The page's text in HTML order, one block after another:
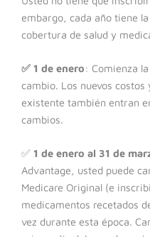
embargo, cada año tiene
cobertura de salud y
✅ 1 de enero: Comienza
cambio. Los nuevos
existente también entran
cambios.
✅ 1 de enero al 31 de
Advantage, usted puede
Medicare Original (e
medicamentos recetados
vez durante esta época.